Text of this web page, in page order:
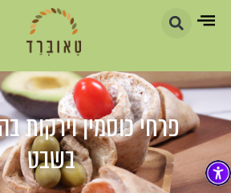
פרחי כוסמין וירקות
בשבט